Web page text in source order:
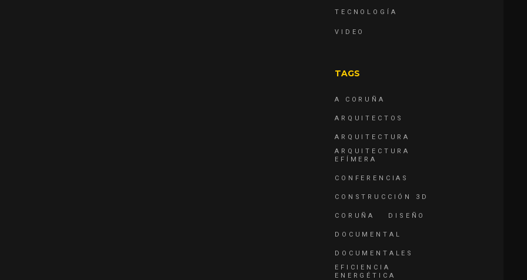
TECNOLOGÍA
VIDEO
TAGS
A CORUÑA
ARQUITECTOS
ARQUITECTURA
ARQUITECTURA
EFÍMERA
CONFERENCIAS
CONSTRUCCIÓN 3D
CORUÑA DISEÑO
DOCUMENTAL
DOCUMENTALES
EFICIENCIA
ENERGÉTICA